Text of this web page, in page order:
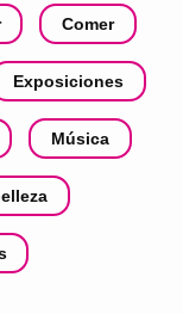
Comer
Exposiciones
Música